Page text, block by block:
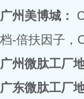
广州美博城：
档-倍扶因子，
广州微肽工厂
广东微肽工厂